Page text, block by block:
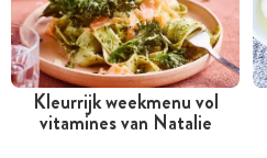
Kleurrijk weekmenu vol
vitamines van Natalie